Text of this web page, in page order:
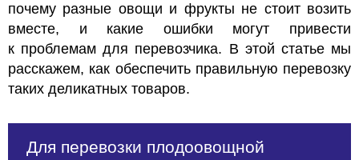
почему разные овощи и фрукты не стоит возить
вместе, и какие ошибки могут привести
к проблемам для перевозчика. В этой статье мы
расскажем, как обеспечить правильную перевозку
таких деликатных товаров.
Для перевозки плодоовощной